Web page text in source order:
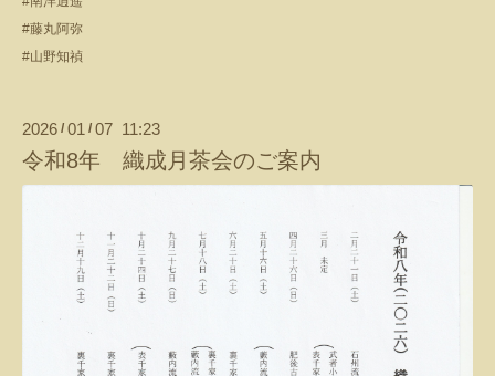
#藤丸阿弥
#山野知禎
2026 / 01 / 07 11:23
令和8年 織成月茶会のご案内